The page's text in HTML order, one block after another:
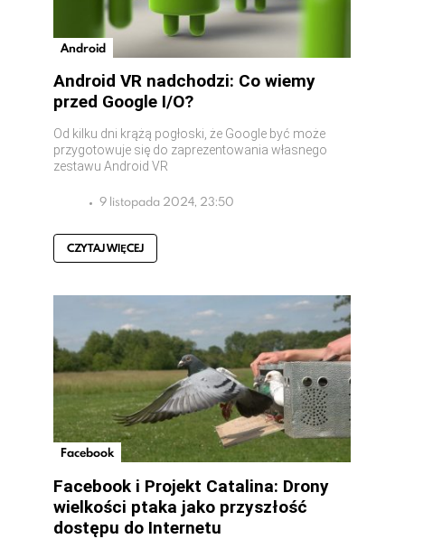
Android
Android VR nadchodzi: Co wiemy
przed Google I/O?
Od kilku dni krążą pogłoski, że Google być może
przygotowuje się do zaprezentowania własnego
zestawu Android VR
9 listopada 2024, 23:50
CZYTAJ WIĘCEJ
Facebook
Facebook i Projekt Catalina: Drony
wielkości ptaka jako przyszłość
dostępu do Internetu